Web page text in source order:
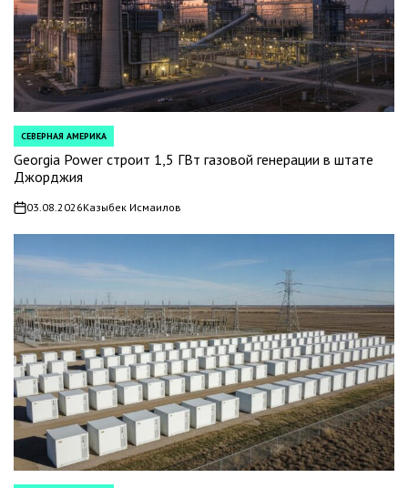
POSTED
IN
СЕВЕРНАЯ АМЕРИКА
Georgia Power строит 1,5 ГВт газовой генерации в штате
Джорджия
on03.08.2026Казыбек Исмаилов